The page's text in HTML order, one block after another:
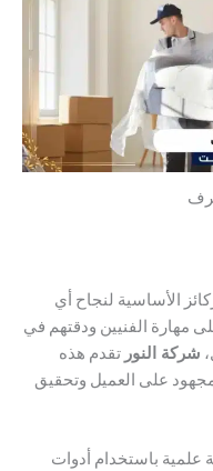
لنجاح أي
ودقتهم في
تقدم هذه
العميل وتحقيق
أدوات